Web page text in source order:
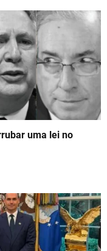
uma lei no